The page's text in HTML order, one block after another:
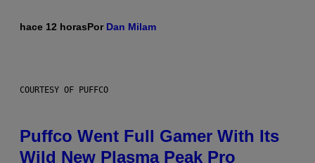
hace 12 horasPor Dan Milam
COURTESY OF PUFFCO
Puffco Went Full Gamer With Its
Wild New Plasma Peak Pro